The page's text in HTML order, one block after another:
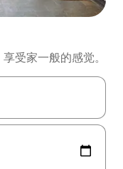
受家一般的感觉。
或通过点击或滑动手势